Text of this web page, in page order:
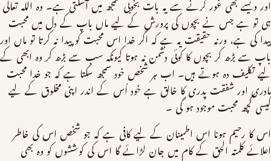
اور ویسے بھی غور کرنے سے یہ بات بخوبی سمجھ میں آسکتی ہے۔ وہ اللہ تعالی
ہی تو ہے جس نے بچوں کی پرورش کے لیے ماں باپ کے دل میں محبت
پیدا کی ہے، ورنہ حقیقت یہ ہے کہ اگر خدا اس محبت کو پیدا نہ کرتا تو ماں اور
باپ سے بڑھ کر بچوں کا کوئی دشمن نہ ہوتا کیونکہ سب سے بڑھ کر وہ ابھی کے
لیے تکلیف دہ ہوتے ہیں۔ اب ہر شخص خود سمجھ سکتا ہے کہ جو خدا محبت
مادری اور شفقت پدری کا خالق ہے خود اُس کے اندر اپنی مخلوق کے لیے
کیسی کچھ محبت موجود ہو گی ۔
اس کا رحیم ہونا اس اطمینان کے لیے کافی ہے کہ جو شخص اس کی خاطر
اعلائے کلمتہ الحق کے کام میں جان لڑائے گا اس کی کوششوں کو وہ بھی